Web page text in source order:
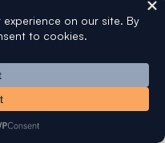
envoyer des e-
connexions en
règles ou de
de consulter notre